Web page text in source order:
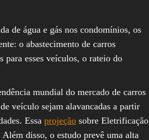
Oportunidades,
de água e gás nos condomínios, os
o abastecimento de carros
para esses veículos, o rateio do
mundial do mercado de carros
veículo sejam alavancadas a partir
Essa projeção sobre Eletrificação
disso, o estudo prevê uma alta